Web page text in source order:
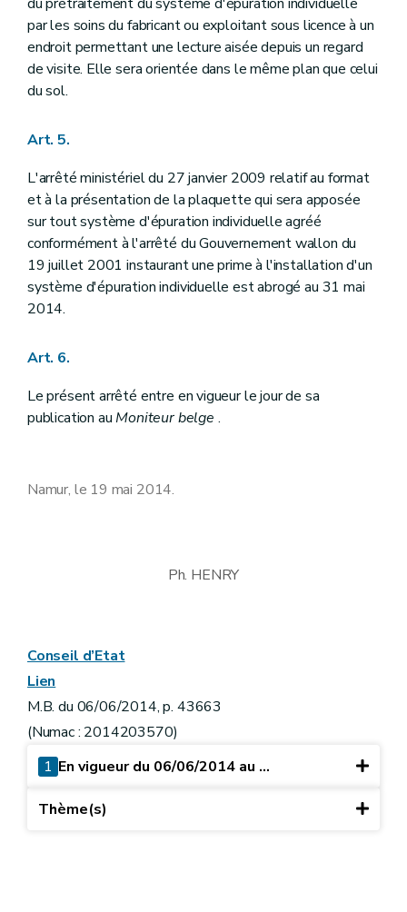
par les soins du fabricant ou exploitant sous licence à un
endroit permettant une lecture aisée depuis un regard
de visite. Elle sera orientée dans le même plan que celui
du sol.
Art. 5.
L'arrêté ministériel du 27 janvier 2009 relatif au format
et à la présentation de la plaquette qui sera apposée
sur tout système d'épuration individuelle agréé
conformément à l'arrêté du Gouvernement wallon du
19 juillet 2001 instaurant une prime à l'installation d'un
système d'épuration individuelle est abrogé au 31 mai
2014.
Art. 6.
Le présent arrêté entre en vigueur le jour de sa
publication auMoniteur belge .
Namur, le 19 mai 2014.
Ph. HENRY
Conseil d’Etat
Lien
M.B. du 06/06/2014, p. 43663
(Numac : 2014203570)
1 En vigueur du 06/06/2014 au ...
Thème(s)